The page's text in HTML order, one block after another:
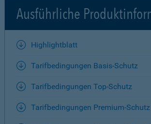
Ausführliche
Highlightblatt
Tarifbedingungen Basis-Schutz
Tarifbedingungen Top-Schutz
Tarifbedingungen Premium-Schutz